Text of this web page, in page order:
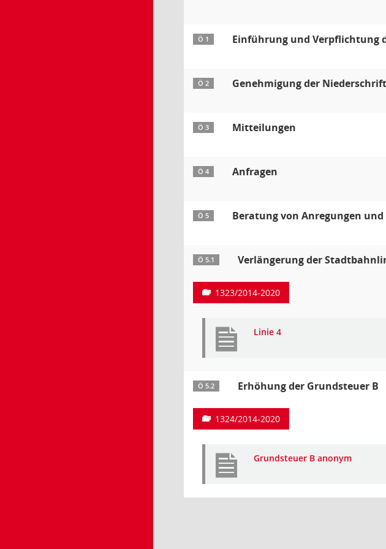
Ö 1 Einführung und Verpflichtung
Ö 2 Genehmigung der
Ö 3 Mitteilungen
Ö 4 Anfragen
Ö 5 Beratung von Anregungen und
Ö 5.1 Verlängerung der
1323/2014-2020
Linie 4
Ö 5.2 Erhöhung der Grundsteuer B
1324/2014-2020
Grundsteuer B anonym